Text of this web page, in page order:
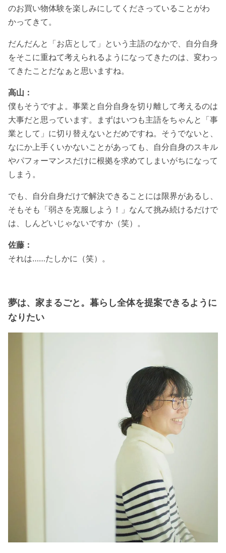
のお買い物体験を楽しみにしてくださっていることがわ
かってきて。
だんだんと「お店として」という主語のなかで、自分自身
をそこに重ねて考えられるようになってきたのは、変わっ
てきたことだなぁと思いますね。
高山：
僕もそうですよ。事業と自分自身を切り離して考えるのは
大事だと思っています。まずはいつも主語をちゃんと「事
業として」に切り替えないとだめですね。そうでないと、
なにか上手くいかないことがあっても、自分自身のスキル
やパフォーマンスだけに根拠を求めてしまいがちになって
しまう。
でも、自分自身だけで解決できることには限界があるし、
そもそも「弱さを克服しよう！」なんて挑み続けるだけで
は、しんどいじゃないですか（笑）。
佐藤：
それは……たしかに（笑）。
夢は、家まるごと。暮らし全体を提案できるように
なりたい